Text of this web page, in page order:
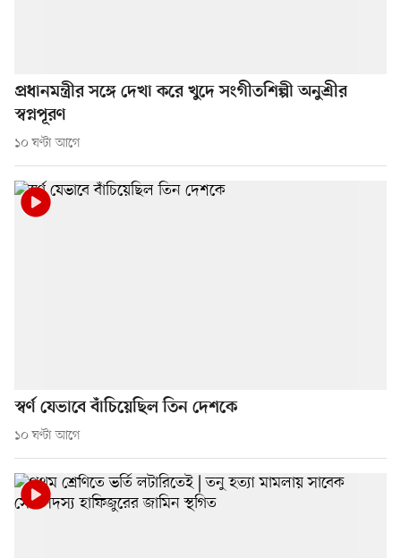
প্রধানমন্ত্রীর সঙ্গে দেখা করে খুদে সংগীতশিল্পী অনুশ্রীর
স্বপ্নপূরণ
১০ ঘণ্টা আগে
স্বর্ণ যেভাবে বাঁচিয়েছিল তিন দেশকে
১০ ঘণ্টা আগে